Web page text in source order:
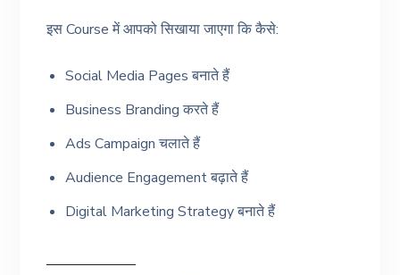
इस Course में आपको सिखाया जाएगा कि कैसे:
Social Media Pages बनाते हैं
Business Branding करते हैं
Ads Campaign चलाते हैं
Audience Engagement बढ़ाते हैं
Digital Marketing Strategy बनाते हैं